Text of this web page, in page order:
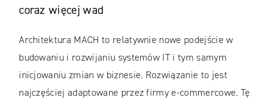
coraz więcej wad
Architektura MACH to relatywnie nowe podejście w
budowaniu i rozwijaniu systemów IT i tym samym
inicjowaniu zmian w biznesie. Rozwiązanie to jest
najczęściej adaptowane przez firmy e-commercowe. Tę